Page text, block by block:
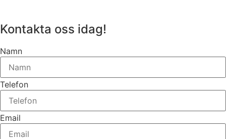
Kontakta oss idag!
Namn
Telefon
Email